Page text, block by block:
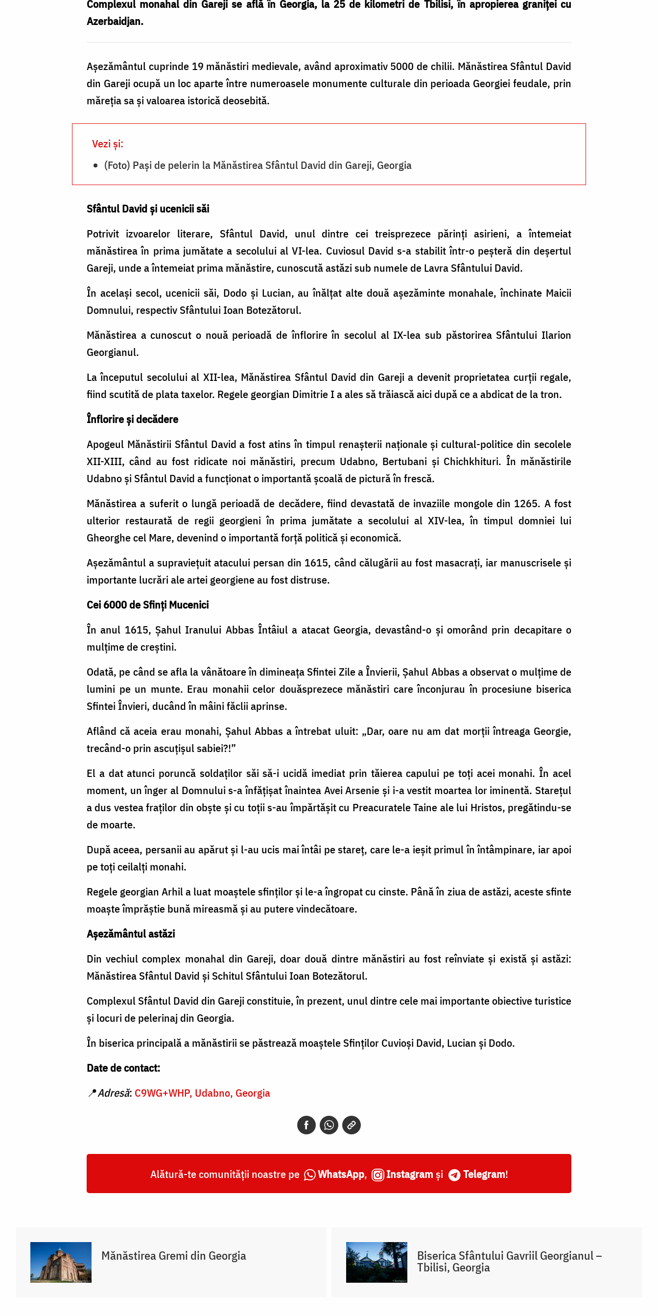
Complexul monahal din Gareji se află în Georgia, la 25 de kilometri de Tbilisi, în apropierea graniței cu
Azerbaidjan.
Așezământul cuprinde 19 mănăstiri medievale, având aproximativ 5000 de chilii. Mănăstirea Sfântul David
din Gareji ocupă un loc aparte între numeroasele monumente culturale din perioada Georgiei feudale, prin
măreția sa și valoarea istorică deosebită.
Vezi și:
(Foto) Pași de pelerin la Mănăstirea Sfântul David din Gareji, Georgia
Sfântul David și ucenicii săi
Potrivit izvoarelor literare, Sfântul David, unul dintre cei treisprezece părinți asirieni, a întemeiat
mănăstirea în prima jumătate a secolului al VI-lea. Cuviosul David s-a stabilit într-o peșteră din deșertul
Gareji, unde a întemeiat prima mănăstire, cunoscută astăzi sub numele de Lavra Sfântului David.
În același secol, ucenicii săi, Dodo și Lucian, au înălțat alte două așezăminte monahale, închinate Maicii
Domnului, respectiv Sfântului Ioan Botezătorul.
Mănăstirea a cunoscut o nouă perioadă de înflorire în secolul al IX-lea sub păstorirea Sfântului Ilarion
Georgianul.
La începutul secolului al XII-lea, Mănăstirea Sfântul David din Gareji a devenit proprietatea curții regale,
fiind scutită de plata taxelor. Regele georgian Dimitrie I a ales să trăiască aici după ce a abdicat de la tron.
Înflorire și decădere
Apogeul Mănăstirii Sfântul David a fost atins în timpul renașterii naționale și cultural-politice din secolele
XII-XIII, când au fost ridicate noi mănăstiri, precum Udabno, Bertubani și Chichkhituri. În mănăstirile
Udabno și Sfântul David a funcționat o importantă școală de pictură în frescă.
Mănăstirea a suferit o lungă perioadă de decădere, fiind devastată de invaziile mongole din 1265. A fost
ulterior restaurată de regii georgieni în prima jumătate a secolului al XIV-lea, în timpul domniei lui
Gheorghe cel Mare, devenind o importantă forță politică și economică.
Așezământul a supraviețuit atacului persan din 1615, când călugării au fost masacrați, iar manuscrisele și
importante lucrări ale artei georgiene au fost distruse.
Cei 6000 de Sfinți Mucenici
În anul 1615, Șahul Iranului Abbas Întâiul a atacat Georgia, devastând-o și omorând prin decapitare o
mulțime de creștini.
Odată, pe când se afla la vânătoare în dimineața Sfintei Zile a Învierii, Șahul Abbas a observat o mulțime de
lumini pe un munte. Erau monahii celor douăsprezece mănăstiri care înconjurau în procesiune biserica
Sfintei Învieri, ducând în mâini făclii aprinse.
Aflând că aceia erau monahi, Șahul Abbas a întrebat uluit: „Dar, oare nu am dat morții întreaga Georgie,
trecând-o prin ascuțișul sabiei?!”
El a dat atunci poruncă soldaților săi să-i ucidă imediat prin tăierea capului pe toți acei monahi. În acel
moment, un înger al Domnului s-a înfățișat înaintea Avei Arsenie și i-a vestit moartea lor iminentă. Starețul
a dus vestea fraților din obște și cu toții s-au împărtășit cu Preacuratele Taine ale lui Hristos, pregătindu-se
de moarte.
După aceea, persanii au apărut și l-au ucis mai întâi pe stareț, care le-a ieșit primul în întâmpinare, iar apoi
pe toți ceilalți monahi.
Regele georgian Arhil a luat moaștele sfinților și le-a îngropat cu cinste. Până în ziua de astăzi, aceste sfinte
moaște împrăștie bună mireasmă și au putere vindecătoare.
Așezământul astăzi
Din vechiul complex monahal din Gareji, doar două dintre mănăstiri au fost reînviate și există și astăzi:
Mănăstirea Sfântul David și Schitul Sfântului Ioan Botezătorul.
Complexul Sfântul David din Gareji constituie, în prezent, unul dintre cele mai importante obiective turistice
și locuri de pelerinaj din Georgia.
În biserica principală a mănăstirii se păstrează moaștele Sfinților Cuvioși David, Lucian și Dodo.
Date de contact:
📍Adresă: C9WG+WHP, Udabno, Georgia
Alătură-te comunității noastre pe WhatsApp, Instagram și Telegram!
Mănăstirea Gremi din Georgia Biserica Sfântului Gavriil Georgianul –
Tbilisi, Georgia